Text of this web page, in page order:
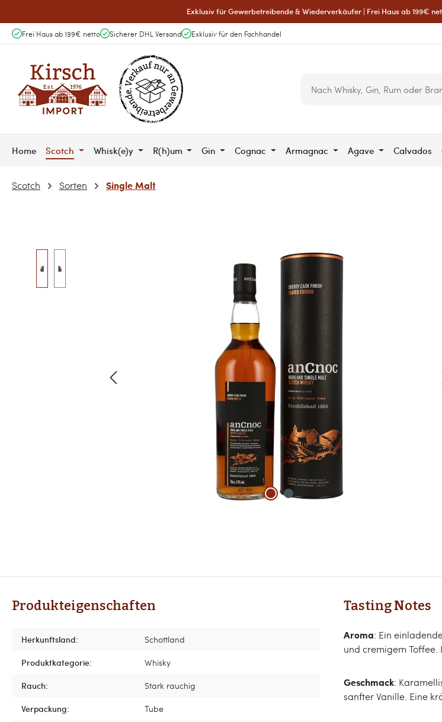
Exklusiv für Gewerbetreibende & Wiederverkäufer | Frei Haus ab 199€
Frei Haus ab 199€ netto Sicherer DHL Versand Exklusiv für den Fachhandel
Home Scotch Whisk(e)y R(h)um Gin Cognac Armagnac Agave Calvados
Scotch Sorten Single Malt
Produkteigenschaften
Herkunftsland:
Schottland
Produktkategorie:
Whisky
Rauch:
Stark rauchig
Verpackung:
Tube
Tasting Notes
Aroma: Ein
und cremigem Toffee.
Geschmack:
sanfter Vanille. Eine